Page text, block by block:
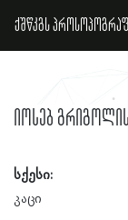
ქშწკგს
იოსებ
სქესი:
კაცი